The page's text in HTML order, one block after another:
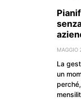
MAGGIO
La
un